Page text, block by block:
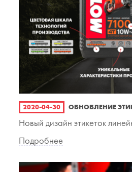
2020-04-30 ОБНОВЛЕНИЕ
Новый дизайн этикеток
Подробнее